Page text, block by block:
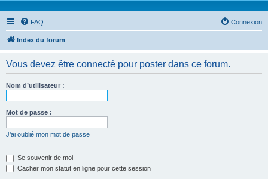
FAQ Connexion
Index du forum
Vous devez être connecté pour poster dans ce forum.
Nom d’utilisateur :
Mot de passe :
J’ai oublié mon mot de passe
Se souvenir de moi
Cacher mon statut en ligne pour cette session